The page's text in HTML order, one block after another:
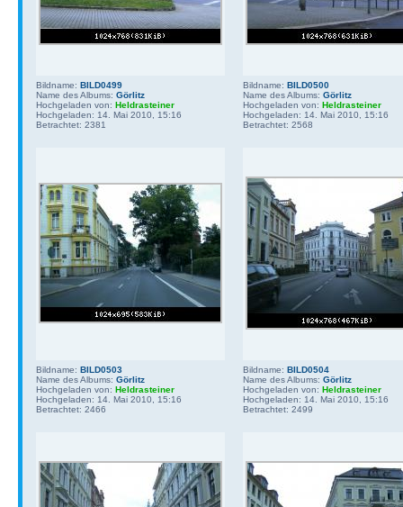
Bildname: BILD0499
Name des Albums: Görlitz
Hochgeladen von: Heldrasteiner
Hochgeladen: 14. Mai 2010, 15:16
Betrachtet: 2381
Bildname: BILD0500
Name des Albums: Görlitz
Hochgeladen von: Heldrasteiner
Hochgeladen: 14. Mai 2010, 15:16
Betrachtet: 2568
Bildname: BILD0503
Name des Albums: Görlitz
Hochgeladen von: Heldrasteiner
Hochgeladen: 14. Mai 2010, 15:16
Betrachtet: 2466
Bildname: BILD0504
Name des Albums: Görlitz
Hochgeladen von: Heldrasteiner
Hochgeladen: 14. Mai 2010, 15:16
Betrachtet: 2499